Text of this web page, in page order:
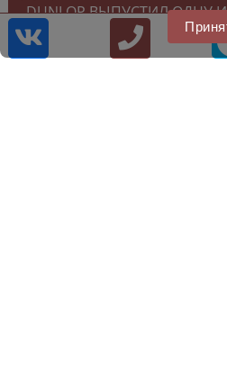
DUNLOP ВЫПУСТИЛ